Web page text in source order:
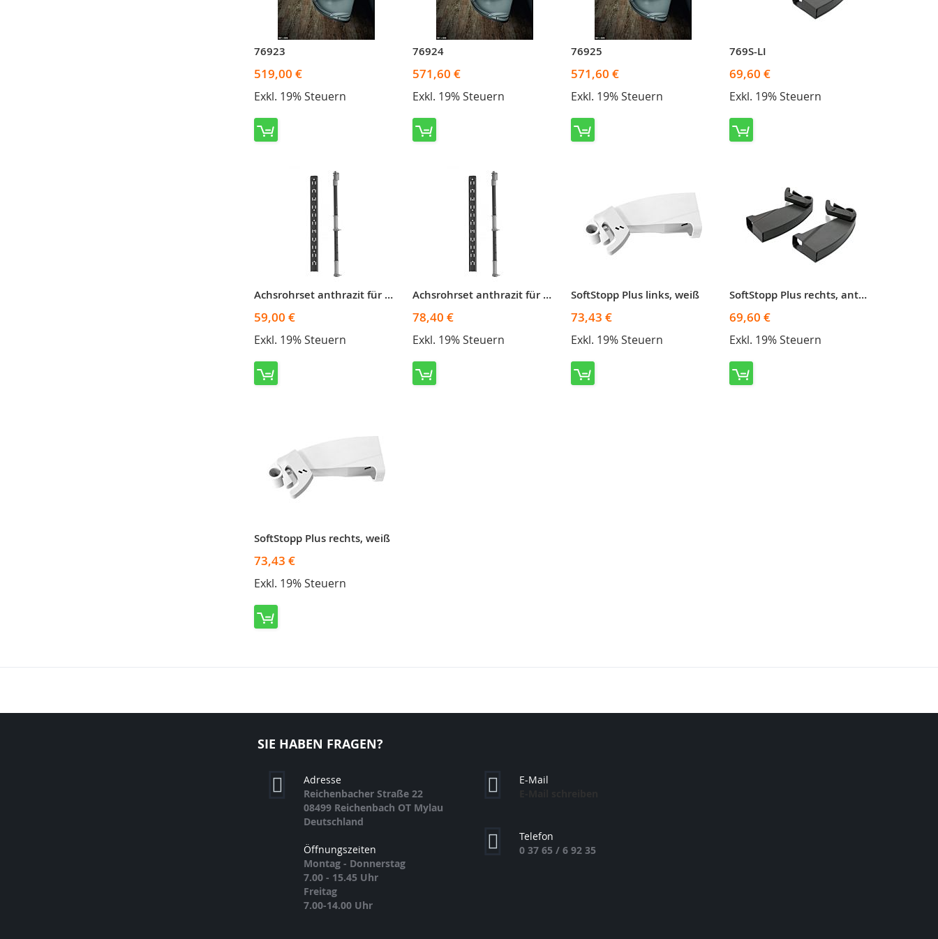
76923
519,00 €
Exkl. 19% Steuern
76924
571,60 €
Exkl. 19% Steuern
76925
571,60 €
Exkl. 19% Steuern
769S-LI
69,60 €
Exkl. 19% Steuern
Achsrohrset anthrazit für LeMans H 600-750mm
59,00 €
Exkl. 19% Steuern
Achsrohrset anthrazit für LeMans H 720-900 mm
78,40 €
Exkl. 19% Steuern
SoftStopp Plus links, weiß
73,43 €
Exkl. 19% Steuern
SoftStopp Plus rechts, anthrazit
69,60 €
Exkl. 19% Steuern
SoftStopp Plus rechts, weiß
73,43 €
Exkl. 19% Steuern
SIE HABEN FRAGEN?
Adresse
Reichenbacher Straße 22
08499 Reichenbach OT Mylau
Deutschland
Öffnungszeiten
Montag - Donnerstag
7.00 - 15.45 Uhr
Freitag
7.00-14.00 Uhr
E-Mail
Telefon
0 37 65 / 6 92 35